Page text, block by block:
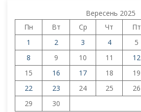
Вересень 2025
Пн
Вт Ср Чт Пт
1
2 3 4 5
8
9 10 11 12
15
16 17 18 19
22
23 24 25 26
29
30